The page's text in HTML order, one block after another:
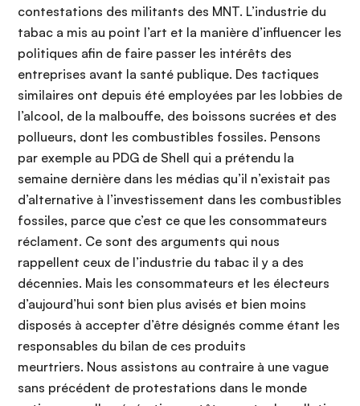
contestations des militants des MNT. L’industrie du
tabac a mis au point l’art et la manière d’influencer les
politiques afin de faire passer les intérêts des
entreprises avant la santé publique. Des tactiques
similaires ont depuis été employées par les lobbies de
l’alcool, de la malbouffe, des boissons sucrées et des
pollueurs, dont les combustibles fossiles. Pensons
par exemple au PDG de Shell qui a prétendu la
semaine dernière dans les médias qu’il n’existait pas
d’alternative à l’investissement dans les combustibles
fossiles, parce que c’est ce que les consommateurs
réclament. Ce sont des arguments qui nous
rappellent ceux de l’industrie du tabac il y a des
décennies. Mais les consommateurs et les électeurs
d’aujourd’hui sont bien plus avisés et bien moins
disposés à accepter d’être désignés comme étant les
responsables du bilan de ces produits
meurtriers. Nous assistons au contraire à une vague
sans précédent de protestations dans le monde